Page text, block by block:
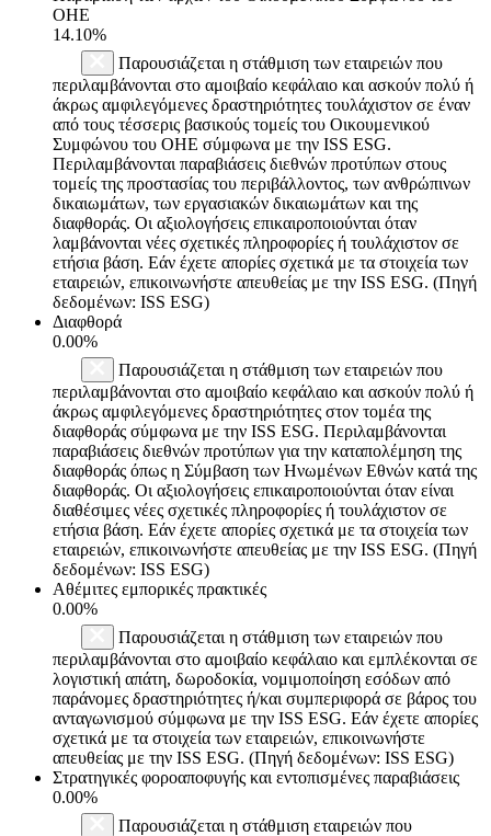
ΟΗΕ
14.10%
Παρουσιάζεται η στάθμιση των εταιρειών που
περιλαμβάνονται στο αμοιβαίο κεφάλαιο και ασκούν πολύ ή
άκρως αμφιλεγόμενες δραστηριότητες τουλάχιστον σε έναν
από τους τέσσερις βασικούς τομείς του Οικουμενικού
Συμφώνου του ΟΗΕ σύμφωνα με την ISS ESG.
Περιλαμβάνονται παραβιάσεις διεθνών προτύπων στους
τομείς της προστασίας του περιβάλλοντος, των ανθρώπινων
δικαιωμάτων, των εργασιακών δικαιωμάτων και της
διαφθοράς. Οι αξιολογήσεις επικαιροποιούνται όταν
λαμβάνονται νέες σχετικές πληροφορίες ή τουλάχιστον σε
ετήσια βάση. Εάν έχετε απορίες σχετικά με τα στοιχεία των
εταιρειών, επικοινωνήστε απευθείας με την ISS ESG. (Πηγή
δεδομένων: ISS ESG)
Διαφθορά
0.00%
Παρουσιάζεται η στάθμιση των εταιρειών που
περιλαμβάνονται στο αμοιβαίο κεφάλαιο και ασκούν πολύ ή
άκρως αμφιλεγόμενες δραστηριότητες στον τομέα της
διαφθοράς σύμφωνα με την ISS ESG. Περιλαμβάνονται
παραβιάσεις διεθνών προτύπων για την καταπολέμηση της
διαφθοράς όπως η Σύμβαση των Ηνωμένων Εθνών κατά της
διαφθοράς. Οι αξιολογήσεις επικαιροποιούνται όταν είναι
διαθέσιμες νέες σχετικές πληροφορίες ή τουλάχιστον σε
ετήσια βάση. Εάν έχετε απορίες σχετικά με τα στοιχεία των
εταιρειών, επικοινωνήστε απευθείας με την ISS ESG. (Πηγή
δεδομένων: ISS ESG)
Αθέμιτες εμπορικές πρακτικές
0.00%
Παρουσιάζεται η στάθμιση των εταιρειών που
περιλαμβάνονται στο αμοιβαίο κεφάλαιο και εμπλέκονται σε
λογιστική απάτη, δωροδοκία, νομιμοποίηση εσόδων από
παράνομες δραστηριότητες ή/και συμπεριφορά σε βάρος του
ανταγωνισμού σύμφωνα με την ISS ESG. Εάν έχετε απορίες
σχετικά με τα στοιχεία των εταιρειών, επικοινωνήστε
απευθείας με την ISS ESG. (Πηγή δεδομένων: ISS ESG)
Στρατηγικές φοροαποφυγής και εντοπισμένες παραβιάσεις
0.00%
Παρουσιάζεται η στάθμιση εταιρειών που